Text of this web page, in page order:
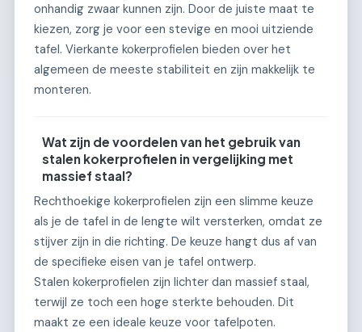
onhandig zwaar kunnen zijn. Door de juiste maat te
kiezen, zorg je voor een stevige en mooi uitziende
tafel. Vierkante kokerprofielen bieden over het
algemeen de meeste stabiliteit en zijn makkelijk te
monteren.
Wat zijn de voordelen van het gebruik van
stalen kokerprofielen in vergelijking met
massief staal?
Rechthoekige kokerprofielen zijn een slimme keuze
als je de tafel in de lengte wilt versterken, omdat ze
stijver zijn in die richting. De keuze hangt dus af van
de specifieke eisen van je tafel ontwerp.
Stalen kokerprofielen zijn lichter dan massief staal,
terwijl ze toch een hoge sterkte behouden. Dit
maakt ze een ideale keuze voor tafelpoten.